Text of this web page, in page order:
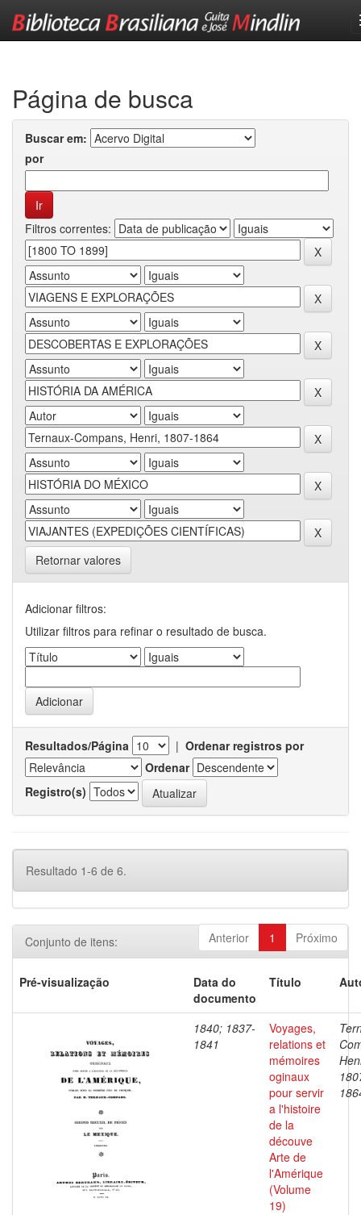
Página de busca
Buscar em:
por
Filtros correntes:
Retornar valores
Adicionar filtros:
Utilizar filtros para refinar o resultado de busca.
Resultados/Página | Ordenar registros por
Ordenar
Registro(s)
Resultado 1-6 de 6.
Anterior 1 Próximo
Conjunto de itens:
Pré-visualização
Data do
documento
Título
1840; 1837-
1841
Voyages,
relations et
mémoires
oginaux
pour servir
a l'histoire
de la
découve
Arte de
l'Amérique
(Volume
19)